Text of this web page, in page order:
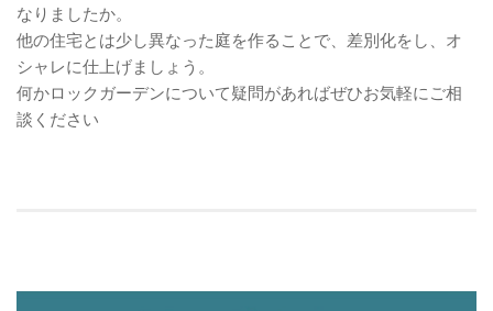
なりましたか。
他の住宅とは少し異なった庭を作ることで、差別化をし、オ
シャレに仕上げましょう。
何かロックガーデンについて疑問があればぜひお気軽にご相
談ください